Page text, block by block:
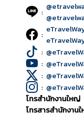
:
:
:
:
:
:
โทรสำนักงานใหญ่
โทรสารสำนักงาน